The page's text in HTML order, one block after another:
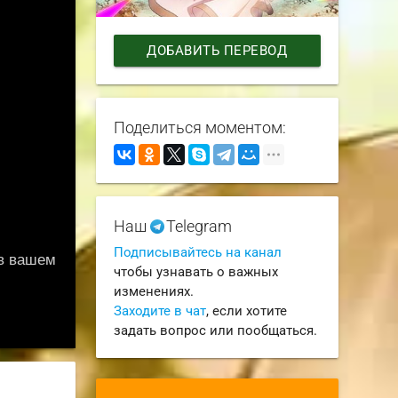
ДОБАВИТЬ ПЕРЕВОД
Поделиться моментом:
Наш Telegram
Подписывайтесь на канал
чтобы узнавать о важных
изменениях.
Заходите в чат, если хотите
задать вопрос или пообщаться.